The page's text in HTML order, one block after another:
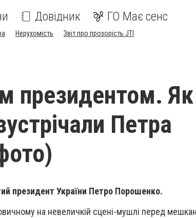
Довідник ГО Має сенс
Нерухомість Звіт про прозорість JTI
президентом.
Петра
президент України Петро Порошенко.
на невеличкій сцені-мушлі перед